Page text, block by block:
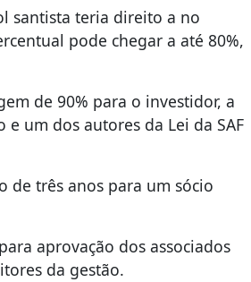
santista teria direito a no
pode chegar a até 80%,
de 90% para o investidor, a
um dos autores da Lei da SAF
de três anos para um sócio
aprovação dos associados
da gestão.